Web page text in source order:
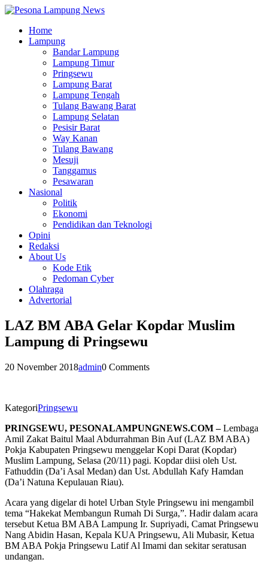
Home
Lampung
Bandar Lampung
Lampung Timur
Pringsewu
Lampung Barat
Lampung Tengah
Tulang Bawang Barat
Lampung Selatan
Pesisir Barat
Way Kanan
Tulang Bawang
Mesuji
Tanggamus
Pesawaran
Nasional
Politik
Ekonomi
Pendidikan dan Teknologi
Opini
Redaksi
About Us
Kode Etik
Pedoman Cyber
Olahraga
Advertorial
LAZ BM ABA Gelar Kopdar Muslim
Lampung di Pringsewu
20 November 2018admin0 Comments
KategoriPringsewu
PRINGSEWU, PESONALAMPUNGNEWS.COM –Lembaga
Amil Zakat Baitul Maal Abdurrahman Bin Auf (LAZ BM ABA)
Pokja Kabupaten Pringsewu menggelar Kopi Darat (Kopdar)
Muslim Lampung, Selasa (20/11) pagi. Kopdar diisi oleh Ust.
Fathuddin (Da’i Asal Medan) dan Ust. Abdullah Kafy Hamdan
(Da’i Natuna Kepulauan Riau).
Acara yang digelar di hotel Urban Style Pringsewu ini mengambil
tema “Hakekat Membangun Rumah Di Surga,”. Hadir dalam acara
tersebut Ketua BM ABA Lampung Ir. Supriyadi, Camat Pringsewu
Nang Abidin Hasan, Kepala KUA Pringsewu, Ali Mubasir, Ketua
BM ABA Pokja Pringsewu Latif Al Imami dan sekitar seratusan
undangan.